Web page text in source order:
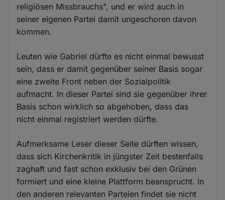
religiösen Missbrauchs", und er wird auch in
seiner eigenen Partei damit ungeschoren davon
kommen.
Leuten wie Gabriel dürfte es nicht einmal bewusst
sein, dass er damit gegenüber seiner Basis sogar
eine zweite Front neben der Sozialpolitik
aufmacht. In dieser Partei sind sie gegenüber ihrer
Basis schon wirklich so abgehoben, dass das
nicht einmal registriert werden dürfte.
Aufmerksame Leser dieser Seite dürften wissen,
dass sich Kirchenkritik in jüngster Zeit bestenfalls
zaghaft und fast schon exklusiv bei den Grünen
formiert und eine kleine Plattform beansprucht. In
den anderen relevanten Parteien findet sie nicht